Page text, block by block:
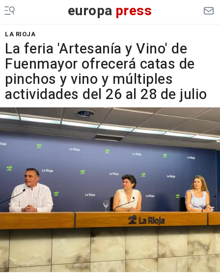
europa press
LA RIOJA
La feria 'Artesanía y Vino' de
Fuenmayor ofrecerá catas de
pinchos y vino y múltiples
actividades del 26 al 28 de julio